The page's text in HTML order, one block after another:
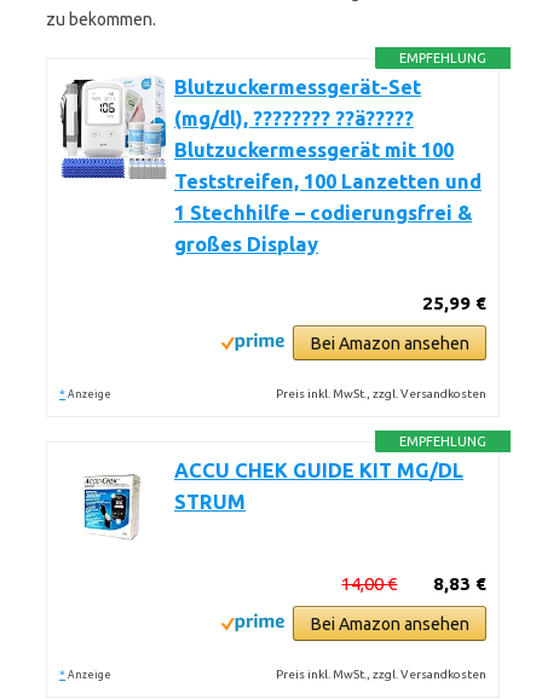
zu bekommen.
EMPFEHLUNG
Blutzuckermessgerät-Set
(mg/dl), ???????? ??ä?????
Blutzuckermessgerät mit 100
Teststreifen, 100 Lanzetten und
1 Stechhilfe – codierungsfrei &
großes Display
25,99 €
Bei Amazon ansehen
* Anzeige Preis inkl. MwSt., zzgl. Versandkosten
EMPFEHLUNG
ACCU CHEK GUIDE KIT MG/DL
STRUM
8,83 €
14,00 €
Bei Amazon ansehen
* Anzeige Preis inkl. MwSt., zzgl. Versandkosten